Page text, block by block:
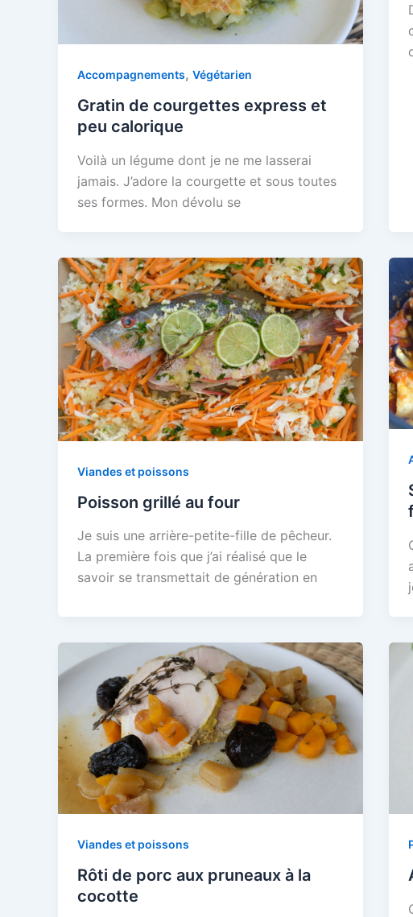
Accompagnements, Végétarien
Gratin de courgettes express et
peu calorique
Voilà un légume dont je ne me lasserai
jamais. J’adore la courgette et sous toutes
ses formes. Mon dévolu se
Viandes et poissons
Poisson grillé au four
Je suis une arrière-petite-fille de pêcheur.
La première fois que j’ai réalisé que le
savoir se transmettait de génération en
Viandes et poissons
Rôti de porc aux pruneaux à la
cocotte